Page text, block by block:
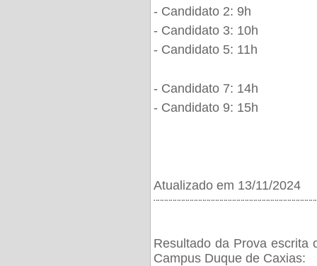
- Candidato 2: 9h
- Candidato 3: 10h
- Candidato 5: 11h
- Candidato 7: 14h
- Candidato 9: 15h
Atualizado em 13/11/2024
Resultado da Prova escrita
Campus Duque de Caxias: